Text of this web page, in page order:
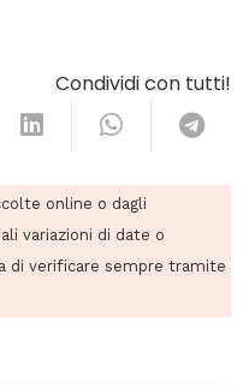
Condividi con tutti!
online o dagli
variazioni di date o
di verificare sempre tramite